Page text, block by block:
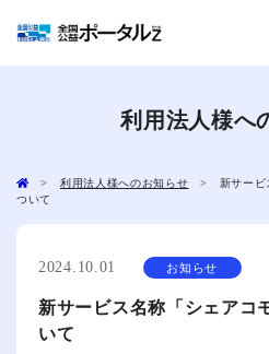
セミナー
利用法人様へ
> 利用法人様へのお知らせ > 新サービ
ついて
2024.10.01 お知らせ
新サービス名称「シェアコ
いて